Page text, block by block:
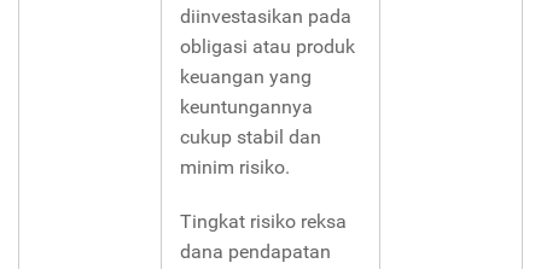
diinvestasikan pada
obligasi atau produk
keuangan yang
keuntungannya
cukup stabil dan
minim risiko.
Tingkat risiko reksa
dana pendapatan